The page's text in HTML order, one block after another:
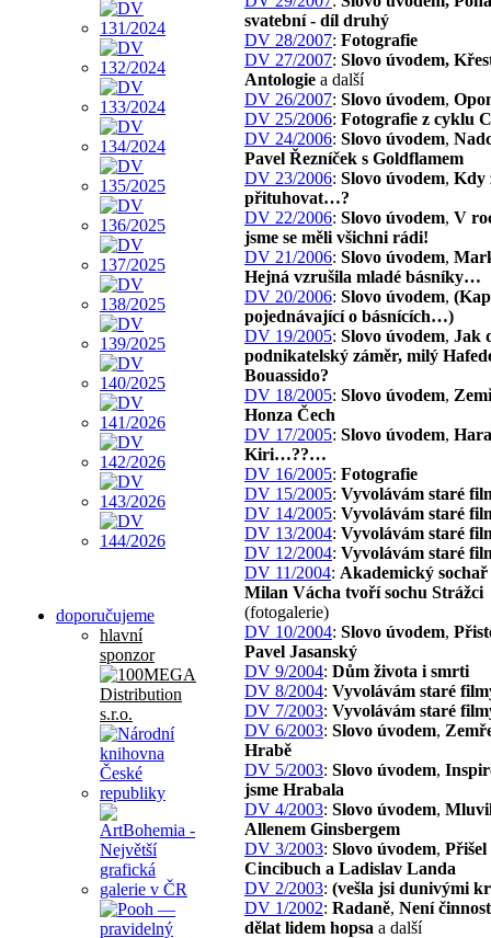
doporučujeme
hlavní
sponzor
svatební - díl druhý
DV 28/2007: Fotografie
DV 27/2007: Slovo úvodem,
Antologie a další
DV 26/2007: Slovo úvodem,
DV 25/2006: Fotografie z cyklu
DV 24/2006: Slovo úvodem,
Pavel Řezníček s Goldflamem
DV 23/2006: Slovo úvodem, Kdy
přituhovat…?
DV 22/2006: Slovo úvodem, V
jsme se měli všichni rádi!
DV 21/2006: Slovo úvodem,
Hejná vzrušila mladé básníky…
DV 20/2006: Slovo úvodem,
pojednávající o básnících…)
DV 19/2005: Slovo úvodem, Jak
podnikatelský záměr, milý
Bouassido?
DV 18/2005: Slovo úvodem,
Honza Čech
DV 17/2005: Slovo úvodem, Hara
Kiri…??…
DV 16/2005: Fotografie
DV 15/2005: Vyvolávám staré
DV 14/2005: Vyvolávám staré
DV 13/2004: Vyvolávám staré
DV 12/2004: Vyvolávám staré
DV 11/2004: Akademický sochař
Milan Vácha tvoří sochu Strážci
(fotogalerie)
DV 10/2004: Slovo úvodem,
Pavel Jasanský
DV 9/2004: Dům života i smrti
DV 8/2004: Vyvolávám staré
DV 7/2003: Vyvolávám staré
DV 6/2003: Slovo úvodem,
Hrabě
DV 5/2003: Slovo úvodem,
jsme Hrabala
DV 4/2003: Slovo úvodem,
Allenem Ginsbergem
DV 3/2003: Slovo úvodem, Přišel
Cincibuch a Ladislav Landa
DV 2/2003: (vešla jsi dunivými
DV 1/2002: Radaně, Není
dělat lidem hopsa a další